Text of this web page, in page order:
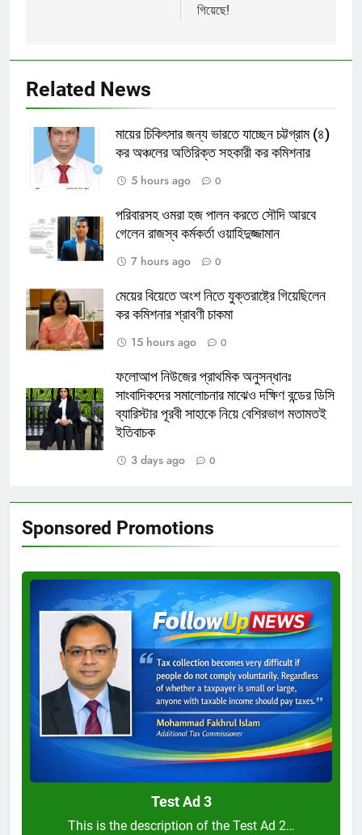
গিয়েছে!
Related News
মায়ের চিকিৎসার জন্য ভারতে যাচ্ছেন চট্টগ্রাম (৪)
কর অঞ্চলের অতিরিক্ত সহকারী কর কমিশনার
5 hours ago
0
পরিবারসহ ওমরা হজ পালন করতে সৌদি আরবে
গেলেন রাজস্ব কর্মকর্তা ওয়াহিদুজ্জামান
7 hours ago
0
মেয়ের বিয়েতে অংশ নিতে যুক্তরাষ্ট্রে গিয়েছিলেন
কর কমিশনার শ্রাবণী চাকমা
15 hours ago
0
ফলোআপ নিউজের প্রাথমিক অনুসন্ধানঃ
সাংবাদিকদের সমালোচনার মাঝেও দক্ষিণ বন্ডের ডিসি
ব্যারিস্টার পূরবী সাহাকে নিয়ে বেশিরভাগ মতামতই
ইতিবাচক
3 days ago
0
Sponsored Promotions
Test
Ad
3
Test Ad 3
This is the description of the Test Ad 2…